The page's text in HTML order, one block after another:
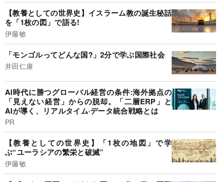
【教養としての世界史】イスラーム教の誕生秘話
を「1枚の図」で語る!
伊藤敏
「モンゴルってどんな国?」2分で学ぶ国際社会
井田仁康
AI時代に勝つグローバル経営の条件:海外拠点の
「見えない経営」からの脱却。「二層ERP」と
AIが導く、リアルタイム·データ統合戦略とは
PR
【教養としての世界史】「1枚の地図」で学
ぶ“ユーラシアの繁栄と破滅”
伊藤敏